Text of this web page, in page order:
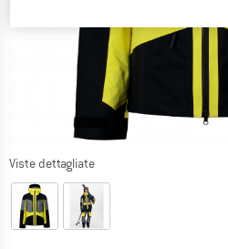
Viste dettagliate